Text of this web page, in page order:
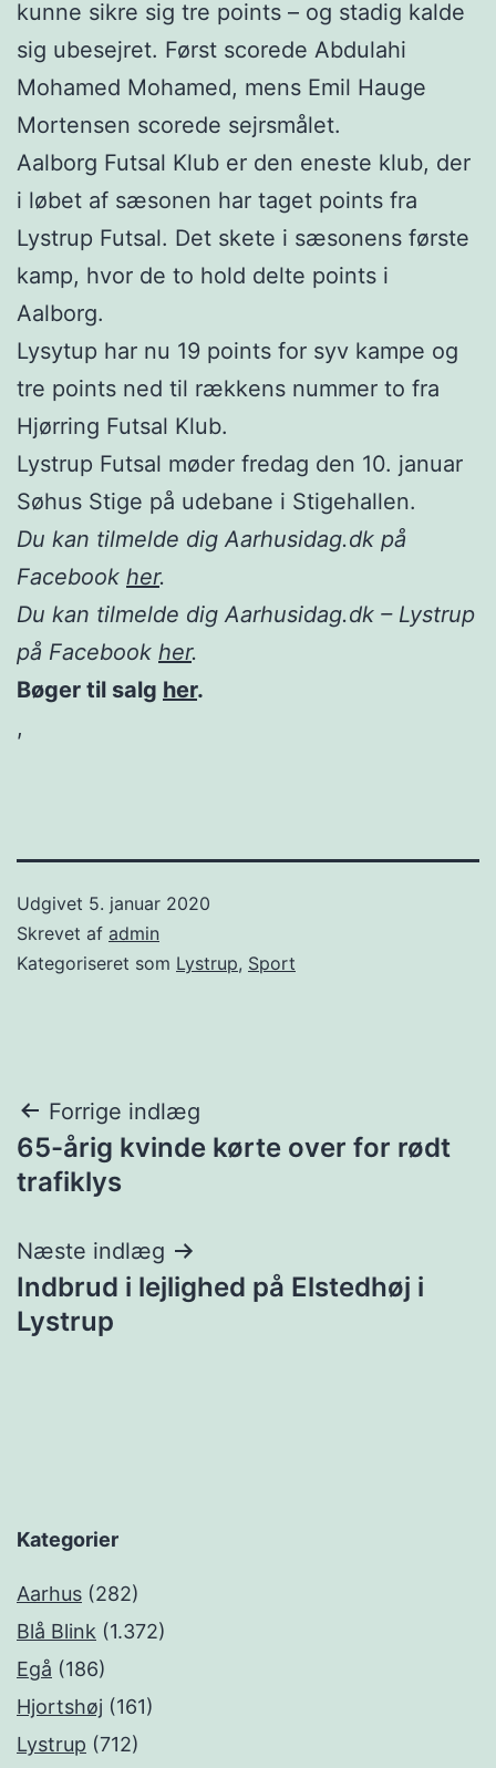
kunne sikre sig tre points – og stadig kalde
sig ubesejret. Først scorede Abdulahi
Mohamed Mohamed, mens Emil Hauge
Mortensen scorede sejrsmålet.
Aalborg Futsal Klub er den eneste klub, der
i løbet af sæsonen har taget points fra
Lystrup Futsal. Det skete i sæsonens første
kamp, hvor de to hold delte points i
Aalborg.
Lysytup har nu 19 points for syv kampe og
tre points ned til rækkens nummer to fra
Hjørring Futsal Klub.
Lystrup Futsal møder fredag den 10. januar
Søhus Stige på udebane i Stigehallen.
Du kan tilmelde dig Aarhusidag.dk på
Facebook her.
Du kan tilmelde dig Aarhusidag.dk – Lystrup
på Facebook her.
Bøger til salg her.
,
Udgivet 5. januar 2020
Skrevet af admin
Kategoriseret som Lystrup, Sport
Indlægsnavigation
Forrige indlæg
65-årig kvinde kørte over for rødt
trafiklys
Næste indlæg
Indbrud i lejlighed på Elstedhøj i
Lystrup
Kategorier
Aarhus (282)
Blå Blink (1.372)
Egå (186)
Hjortshøj (161)
Lystrup (712)